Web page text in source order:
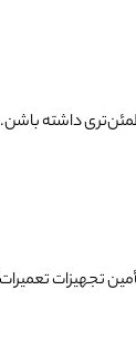
داشته باشن.